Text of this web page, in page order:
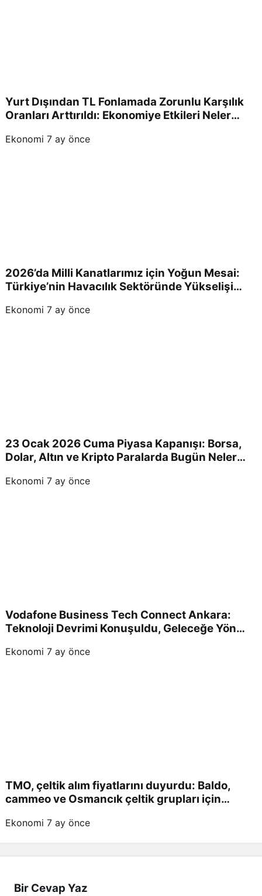
Yurt Dışından TL Fonlamada Zorunlu Karşılık
Oranları Arttırıldı: Ekonomiye Etkileri Neler
Ekonomi 7 ay önce
2026’da Milli Kanatlarımız için Yoğun Mesai:
Türkiye’nin Havacılık Sektöründe Yükselişi
Ekonomi 7 ay önce
23 Ocak 2026 Cuma Piyasa Kapanışı: Borsa,
Dolar, Altın ve Kripto Paralarda Bugün Neler
Ekonomi 7 ay önce
Vodafone Business Tech Connect Ankara:
Teknoloji Devrimi Konuşuldu, Geleceğe Yön
Ekonomi 7 ay önce
TMO, çeltik alım fiyatlarını duyurdu: Baldo,
cammeo ve Osmancık çeltik grupları için
Ekonomi 7 ay önce
Bir Cevap Yaz